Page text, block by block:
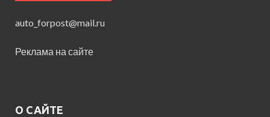
auto_forpost@mail.ru
Реклама на сайте
О САЙТЕ